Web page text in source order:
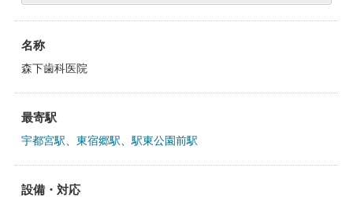
名称
森下歯科医院
最寄駅
宇都宮駅 東宿郷駅 駅東公園前駅
設備・対応